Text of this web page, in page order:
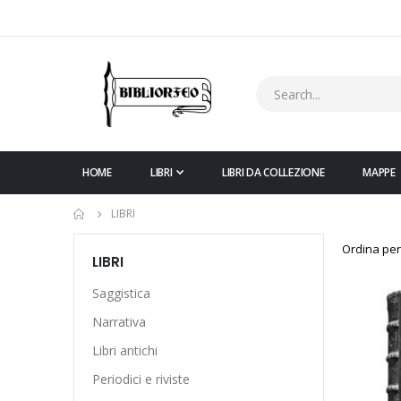
HOME LIBRI LIBRI DA COLLEZIONE MAPPE
LIBRI
Ordina per
LIBRI
Saggistica
Narrativa
Libri antichi
Periodici e riviste